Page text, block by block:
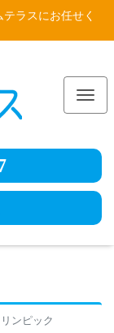
ラスにお任せく
ンピック